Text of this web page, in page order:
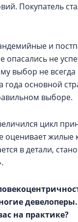
Покупатель
и
опасались не
выбор не
года основной
выборе.
цикл
оценивает жилые
в детали,
на практике?